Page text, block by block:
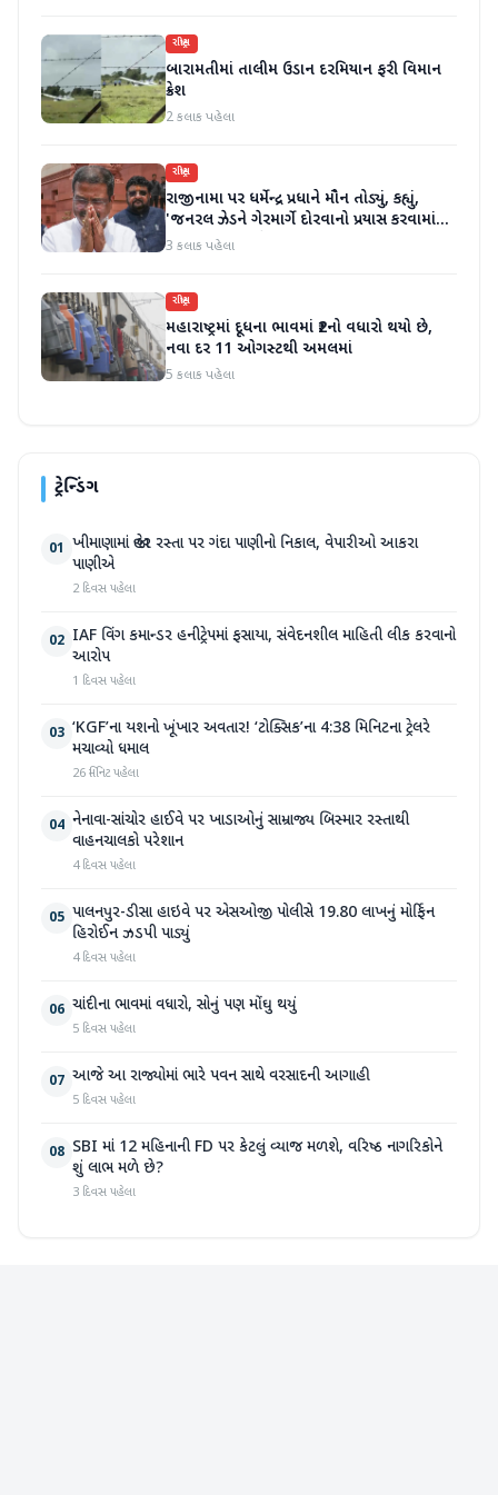
રાષ્ટ્રીય
બારામતીમાં તાલીમ ઉડાન દરમિયાન ફરી વિમાન
ક્રેશ
2 કલાક પહેલા
રાષ્ટ્રીય
રાજીનામા પર ધર્મેન્દ્ર પ્રધાને મૌન તોડ્યું, કહ્યું,
'જનરલ ઝેડને ગેરમાર્ગે દોરવાનો પ્રયાસ કરવામાં
આવ્યો, મારા માટે પદ મહત્વનું નથી'
3 કલાક પહેલા
રાષ્ટ્રીય
મહારાષ્ટ્રમાં દૂધના ભાવમાં ₹2નો વધારો થયો છે,
નવા દર 11 ઓગસ્ટથી અમલમાં
5 કલાક પહેલા
ટ્રેન્ડિંગ
01 ખીમાણામાં જાહેર રસ્તા પર ગંદા પાણીનો નિકાલ, વેપારીઓ આકરા
પાણીએ
2 દિવસ પહેલા
02 IAF વિંગ કમાન્ડર હનીટ્રેપમાં ફસાયા, સંવેદનશીલ માહિતી લીક કરવાનો
આરોપ
1 દિવસ પહેલા
03 ‘KGF’ના યશનો ખૂંખાર અવતાર! ‘ટોક્સિક’ના 4:38 મિનિટના ટ્રેલરે
મચાવ્યો ધમાલ
26 મિનિટ પહેલા
04 નેનાવા-સાંચોર હાઈવે પર ખાડાઓનું સામ્રાજ્ય બિસ્માર રસ્તાથી
વાહનચાલકો પરેશાન
4 દિવસ પહેલા
05 પાલનપુર-ડીસા હાઇવે પર એસઓજી પોલીસે 19.80 લાખનું મોર્ફિન
હિરોઈન ઝડપી પાડ્યું
4 દિવસ પહેલા
06 ચાંદીના ભાવમાં વધારો, સોનું પણ મોંઘુ થયું
5 દિવસ પહેલા
07 આજે આ રાજ્યોમાં ભારે પવન સાથે વરસાદની આગાહી
5 દિવસ પહેલા
08 SBI માં 12 મહિનાની FD પર કેટલું વ્યાજ મળશે, વરિષ્ઠ નાગરિકોને
શું લાભ મળે છે?
3 દિવસ પહેલા